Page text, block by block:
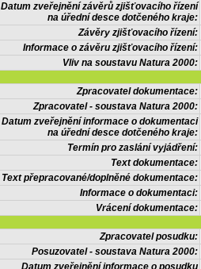
Datum zveřejnění závěrů zjišťovacího řízení
na úřední desce dotčeného kraje:
Závěry zjišťovacího řízení:
Informace o závěru zjišťovacího řízení:
Vliv na soustavu Natura 2000:
Zpracovatel dokumentace:
Zpracovatel - soustava Natura 2000:
Datum zveřejnění informace o dokumentaci
na úřední desce dotčeného kraje:
Termín pro zaslání vyjádření:
Text dokumentace:
Text přepracované/doplněné dokumentace:
Informace o dokumentaci:
Vrácení dokumentace:
Zpracovatel posudku:
Posuzovatel - soustava Natura 2000:
Datum zveřejnění informace o posudku